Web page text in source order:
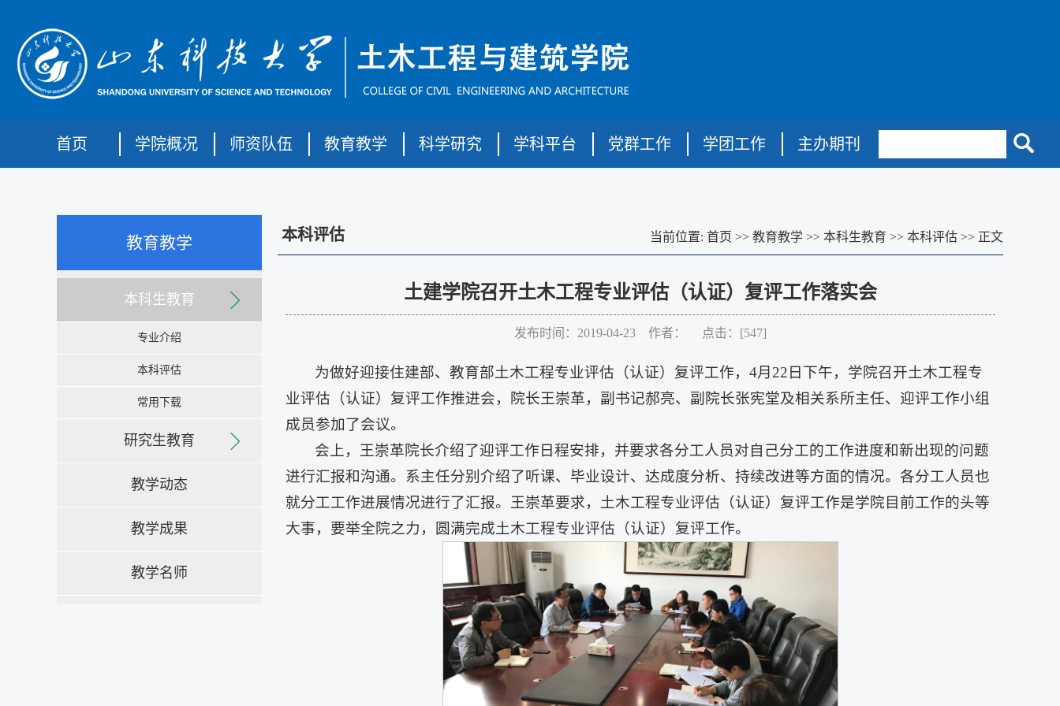
首页 学院概况 师资队伍 教育教学 科学研究 学科平台 党群工作 学团工作 主办期刊
教育教学
本科生教育
专业介绍
本科评估
常用下载
研究生教育
教学动态
教学成果
教学名师
本科评估 当前位置: 首页 >> 教育教学 >> 本科生教育 >> 本科评估 >> 正文
土建学院召开土木工程专业评估（认证）复评工作落实会
发布时间：2019-04-23 作者： 点击：[547]
为做好迎接住建部、教育部土木工程专业评估（认证）复评工作，4月22日下午，学院召开土木工程专
业评估（认证）复评工作推进会，院长王崇革，副书记郝亮、副院长张宪堂及相关系所主任、迎评工作小组
成员参加了会议。
会上，王崇革院长介绍了迎评工作日程安排，并要求各分工人员对自己分工的工作进度和新出现的问题
进行汇报和沟通。系主任分别介绍了听课、毕业设计、达成度分析、持续改进等方面的情况。各分工人员也
就分工工作进展情况进行了汇报。王崇革要求，土木工程专业评估（认证）复评工作是学院目前工作的头等
大事，要举全院之力，圆满完成土木工程专业评估（认证）复评工作。